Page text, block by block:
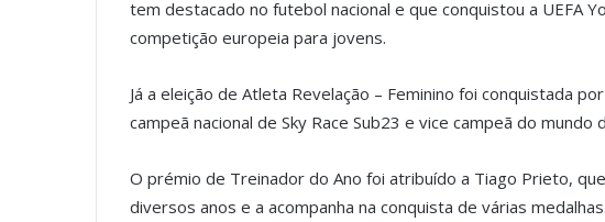
tem destacado no futebol nacional e que conquistou a UEFA
competição europeia para jovens.
Já a eleição de Atleta Revelação – Feminino foi conquistada
campeã nacional de Sky Race Sub23 e vice campeã do mundo
O prémio de Treinador do Ano foi atribuído a Tiago Prieto,
diversos anos e a acompanha na conquista de várias medalhas.